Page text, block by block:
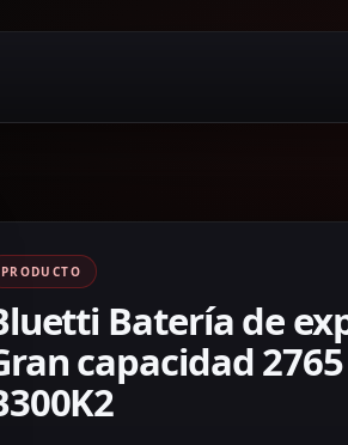
PRODUCTO
Batería de
capacidad